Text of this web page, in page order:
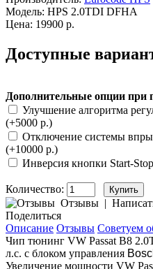
Модель: HPS 2.0TDI DFHA
Цена: 19900 р.
Доступные
Дополнительные опции при
Улучшение алгоритма
(+5000 р.)
Отключение системы
(+10000 р.)
Инверсия кнопки Start-
Количество:
Отзывы |
Поделиться
Описание Отзывы Советуем
Чип тюнинг VW Passat B8
л.с. с блоком управления
Увеличение мощности VW